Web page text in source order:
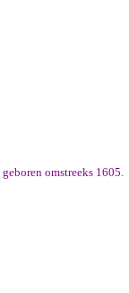
geboren omstreeks 1605.